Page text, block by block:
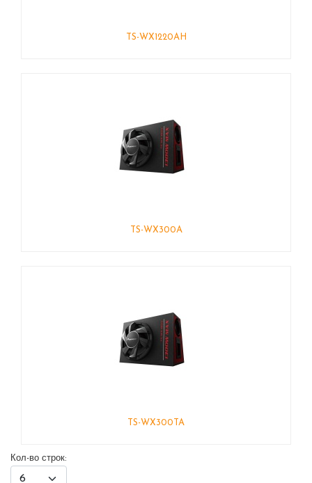
TS-WX1220AH
TS-WX300A
TS-WX300TA
Кол-во строк: